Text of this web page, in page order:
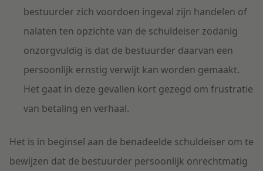
bestuurder zich voordoen ingeval zijn handelen of
nalaten ten opzichte van de schuldeiser zodanig
onzorgvuldig is dat de bestuurder daarvan een
persoonlijk ernstig verwijt kan worden gemaakt.
Het gaat in deze gevallen kort gezegd om frustratie
van betaling en verhaal.
Het is in beginsel aan de benadeelde schuldeiser om te
bewijzen dat de bestuurder persoonlijk onrechtmatig